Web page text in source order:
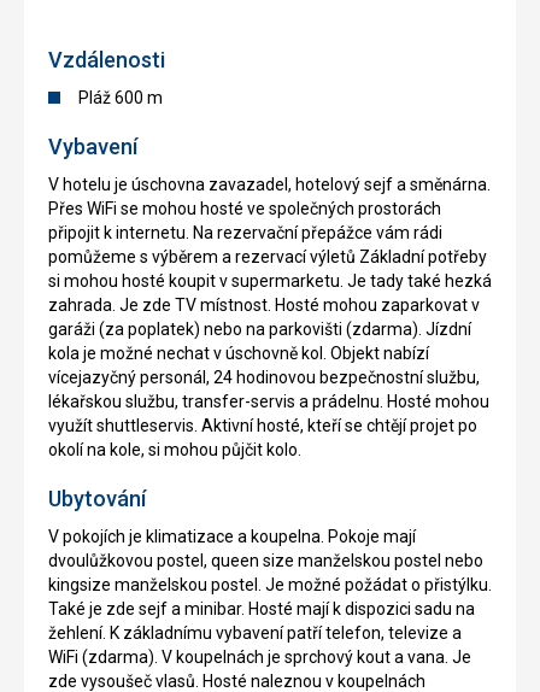
Vzdálenosti
Pláž 600 m
Vybavení
V hotelu je úschovna zavazadel, hotelový sejf a směnárna.
Přes WiFi se mohou hosté ve společných prostorách
připojit k internetu. Na rezervační přepážce vám rádi
pomůžeme s výběrem a rezervací výletů Základní potřeby
si mohou hosté koupit v supermarketu. Je tady také hezká
zahrada. Je zde TV místnost. Hosté mohou zaparkovat v
garáži (za poplatek) nebo na parkovišti (zdarma). Jízdní
kola je možné nechat v úschovně kol. Objekt nabízí
vícejazyčný personál, 24 hodinovou bezpečnostní službu,
lékařskou službu, transfer-servis a prádelnu. Hosté mohou
využít shuttleservis. Aktivní hosté, kteří se chtějí projet po
okolí na kole, si mohou půjčit kolo.
Ubytování
V pokojích je klimatizace a koupelna. Pokoje mají
dvoulůžkovou postel, queen size manželskou postel nebo
kingsize manželskou postel. Je možné požádat o přistýlku.
Také je zde sejf a minibar. Hosté mají k dispozici sadu na
žehlení. K základnímu vybavení patří telefon, televize a
WiFi (zdarma). V koupelnách je sprchový kout a vana. Je
zde vysoušeč vlasů. Hosté naleznou v koupelnách